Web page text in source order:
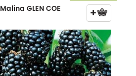
Malina GLEN COE